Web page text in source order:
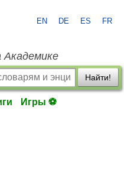
EN DE ES FR
Академике
Найти!
Игры ⚽